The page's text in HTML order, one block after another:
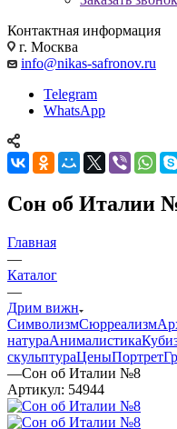
Контактная информация
г. Москва
info@nikas-safronov.ru
Telegram
WhatsApp
Сон об Италии
Главная
—
Каталог
—
Дрим вижн
СимволизмСюрреализм
натураАнималистика
скульптураЦеныПортрет
—Сон об Италии №8
Артикул: 54944